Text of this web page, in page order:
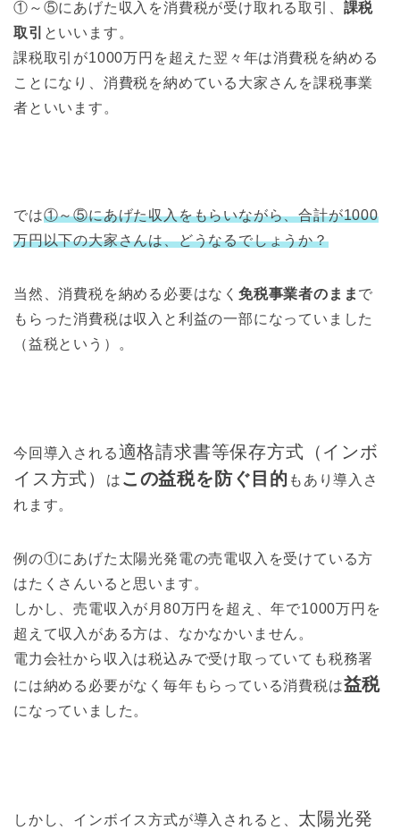
①～⑤にあげた収入を消費税が受け取れる取引、 課税
取引 といいます。
課税取引が1000万円を超えた翌々年は消費税を納める
ことになり、消費税を納めている大家さんを課税事業
者といいます。
では①～⑤にあげた収入をもらいながら、合計が1000
万円以下の大家さんは、どうなるでしょうか？
当然、消費税を納める必要はなく 免税事業者のまま で
もらった消費税は収入と利益の一部になっていました
（益税という）。
今回導入される適格請求書等保存方式（インボ
イス方式）
は この益税を防ぐ目的 もあり導入さ
れます。
例の①にあげた太陽光発電の売電収入を受けている方
はたくさんいると思います。
しかし、売電収入が月80万円を超え、年で1000万円を
超えて収入がある方は、なかなかいません。
電力会社から収入は税込みで受け取っていても税務署
には納める必要がなく毎年もらっている消費税は益税
になっていました。
しかし、インボイス方式が導入されると、 太陽光発